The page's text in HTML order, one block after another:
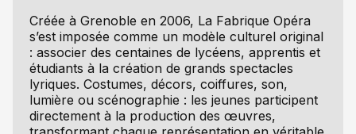
Créée à Grenoble en 2006, La Fabrique Opéra
s’est imposée comme un modèle culturel original
: associer des centaines de lycéens, apprentis et
étudiants à la création de grands spectacles
lyriques. Costumes, décors, coiffures, son,
lumière ou scénographie : les jeunes participent
directement à la production des œuvres,